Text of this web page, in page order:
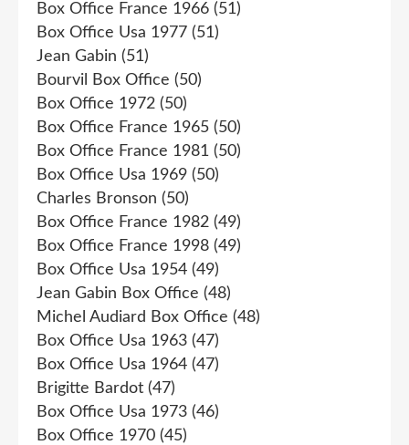
Box Office France 1966 (51)
Box Office Usa 1977 (51)
Jean Gabin (51)
Bourvil Box Office (50)
Box Office 1972 (50)
Box Office France 1965 (50)
Box Office France 1981 (50)
Box Office Usa 1969 (50)
Charles Bronson (50)
Box Office France 1982 (49)
Box Office France 1998 (49)
Box Office Usa 1954 (49)
Jean Gabin Box Office (48)
Michel Audiard Box Office (48)
Box Office Usa 1963 (47)
Box Office Usa 1964 (47)
Brigitte Bardot (47)
Box Office Usa 1973 (46)
Box Office 1970 (45)